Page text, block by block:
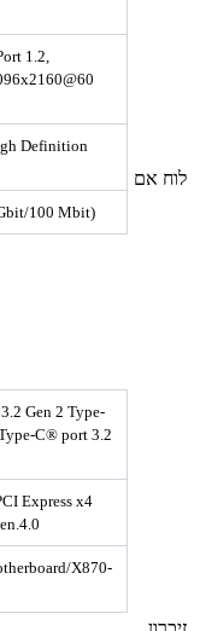
modules
Graphics. 1 x DisplayPort
resolution of
7.1-channel High
LAN chip (2.5 Gbit/1 Gbit/
Type-C port, 1 x USB 3.2
2.0/1.1 ports, 3 x USB
x16 slot Gen. 5.0, 2 x PCI
PCI Express x1 slot Gen.4.0
us/